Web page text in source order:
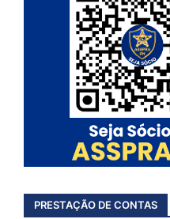
PRESTAÇÃO DE CONTAS